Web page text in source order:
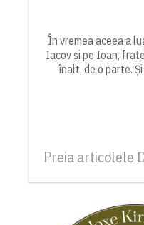
În vremea aceea a
Iacov și pe Ioan,
înalt, de o parte.
Preia articolele